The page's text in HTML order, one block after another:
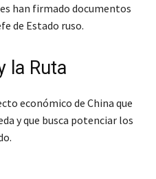
han firmado documentos
de Estado ruso.
la Ruta
económico de China que
y que busca potenciar los